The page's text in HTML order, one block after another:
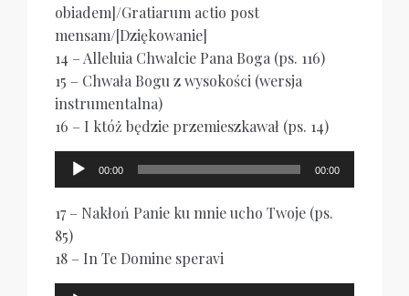
obiadem]/Gratiarum actio post
mensam/[Dziękowanie]
14 – Alleluia Chwalcie Pana Boga (ps. 116)
15 – Chwała Bogu z wysokości (wersja
instrumentalna)
16 – I któż będzie przemieszkawał (ps. 14)
Odtwarzacz
plików
dźwiękowych
00:00 00:00
17 – Nakłoń Panie ku mnie ucho Twoje (ps.
85)
18 – In Te Domine speravi